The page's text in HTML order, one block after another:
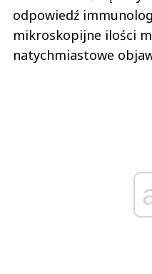
odpowiedź
mikroskopijne ilości
natychmiastowe